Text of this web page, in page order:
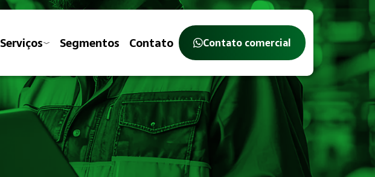
Serviços Segmentos Contato Contato comercial